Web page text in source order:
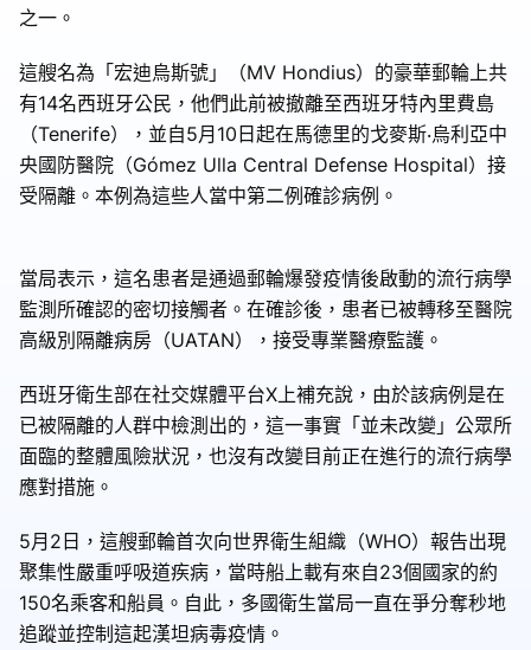
之一。
這艘名為「宏迪烏斯號」（MV Hondius）的豪華郵輪上共
有14名西班牙公民，他們此前被撤離至西班牙特內里費島
（Tenerife），並自5月10日起在馬德里的戈麥斯‧烏利亞中
央國防醫院（Gómez Ulla Central Defense Hospital）接
受隔離。本例為這些人當中第二例確診病例。
當局表示，這名患者是通過郵輪爆發疫情後啟動的流行病學
監測所確認的密切接觸者。在確診後，患者已被轉移至醫院
高級別隔離病房（UATAN），接受專業醫療監護。
西班牙衛生部在社交媒體平台X上補充說，由於該病例是在
已被隔離的人群中檢測出的，這一事實「並未改變」公眾所
面臨的整體風險狀況，也沒有改變目前正在進行的流行病學
應對措施。
5月2日，這艘郵輪首次向世界衛生組織（WHO）報告出現
聚集性嚴重呼吸道疾病，當時船上載有來自23個國家的約
150名乘客和船員。自此，多國衛生當局一直在爭分奪秒地
追蹤並控制這起漢坦病毒疫情。